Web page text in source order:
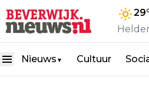
29
Nieuws ▼ Cultuur